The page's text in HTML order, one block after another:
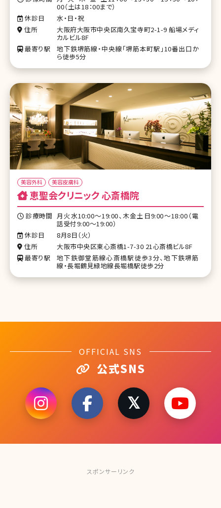
00（土は18：00まで）
休診日
水・日・祝
住所
大阪府大阪市中央区南久宝寺町2-1-9 船場メディ
カルビル8F
最寄り駅
地下鉄堺筋線・中央線「堺筋本町駅」10番出口か
ら徒歩5分
美容外科 美容皮膚科
恵聖会クリニック 心斎橋院
診療時間 月火水10:00〜19:00、木金土日9:00〜18:00（電
話受付9:00〜19:00）
休診日
8月8日（火）
住所
大阪市中央区東心斎橋1-7-30 21心斎橋ビル8F
最寄り駅
地下鉄御堂筋線心斎橋駅徒歩3分、地下鉄堺筋
線・長堀鶴見緑地線長堀橋駅徒歩2分
OFFICIAL SNS
公式SNS
スポンサーリンク